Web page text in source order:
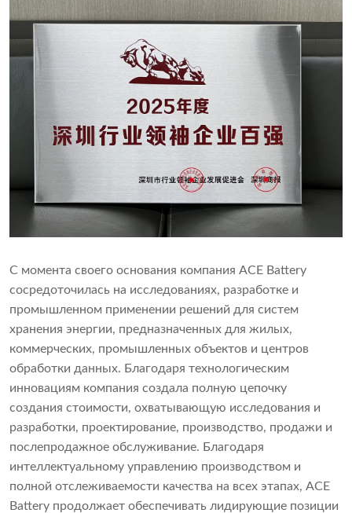
С момента своего основания компания ACE Battery
сосредоточилась на исследованиях, разработке и
промышленном применении решений для систем
хранения энергии, предназначенных для жилых,
коммерческих, промышленных объектов и центров
обработки данных. Благодаря технологическим
инновациям компания создала полную цепочку
создания стоимости, охватывающую исследования и
разработки, проектирование, производство, продажи и
послепродажное обслуживание. Благодаря
интеллектуальному управлению производством и
полной отслеживаемости качества на всех этапах, ACE
Battery продолжает обеспечивать лидирующие позиции